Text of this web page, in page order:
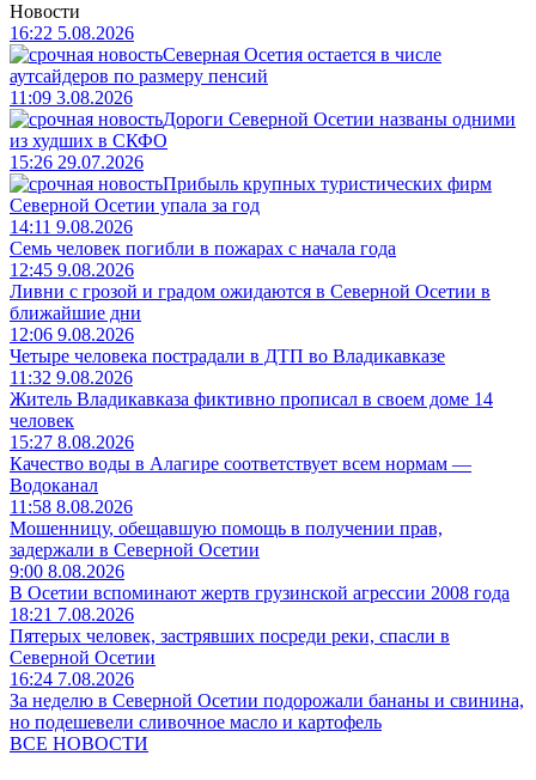
Новости
16:22 5.08.2026
Северная Осетия остается в числе
аутсайдеров по размеру пенсий
11:09 3.08.2026
Дороги Северной Осетии названы одними
из худших в СКФО
15:26 29.07.2026
Прибыль крупных туристических фирм
Северной Осетии упала за год
14:11 9.08.2026
Семь человек погибли в пожарах с начала года
12:45 9.08.2026
Ливни с грозой и градом ожидаются в Северной Осетии в
ближайшие дни
12:06 9.08.2026
Четыре человека пострадали в ДТП во Владикавказе
11:32 9.08.2026
Житель Владикавказа фиктивно прописал в своем доме 14
человек
15:27 8.08.2026
Качество воды в Алагире соответствует всем нормам —
Водоканал
11:58 8.08.2026
Мошенницу, обещавшую помощь в получении прав,
задержали в Северной Осетии
9:00 8.08.2026
В Осетии вспоминают жертв грузинской агрессии 2008 года
18:21 7.08.2026
Пятерых человек, застрявших посреди реки, спасли в
Северной Осетии
16:24 7.08.2026
За неделю в Северной Осетии подорожали бананы и свинина,
но подешевели сливочное масло и картофель
ВСЕ НОВОСТИ